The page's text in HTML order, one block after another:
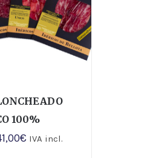
100%
€ IVA incl.